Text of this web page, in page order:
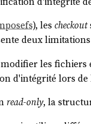
), les checkout
deux
les fichiers
d'intégrité lors
read-only, la